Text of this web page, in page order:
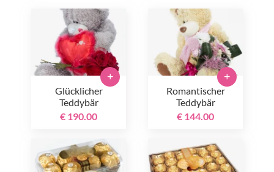
Glücklicher
Teddybär
€ 190.00
+
Romantischer
Teddybär
€ 144.00
+